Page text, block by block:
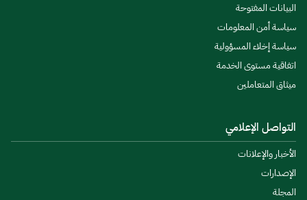
البيانات المفتوحة
سياسة أمن المعلومات
سياسة إخلاء المسؤولية
اتفاقية مستوى الخدمة
ميثاق المتعاملين
التواصل الإعلامي
الأخبار والإعلانات
الإصدارات
المجلة